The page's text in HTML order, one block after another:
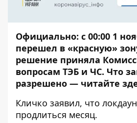
Официально: с 00:00 1
перешел в «красную»
решение приняла
вопросам ТЭБ и ЧС. Что
разрешено — читайте
Кличко заявил, что
продлиться месяц.